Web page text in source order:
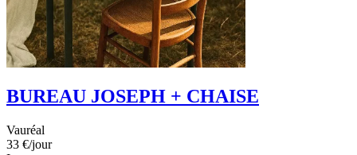
BUREAU JOSEPH + CHAISE
Vauréal
33 €/jour